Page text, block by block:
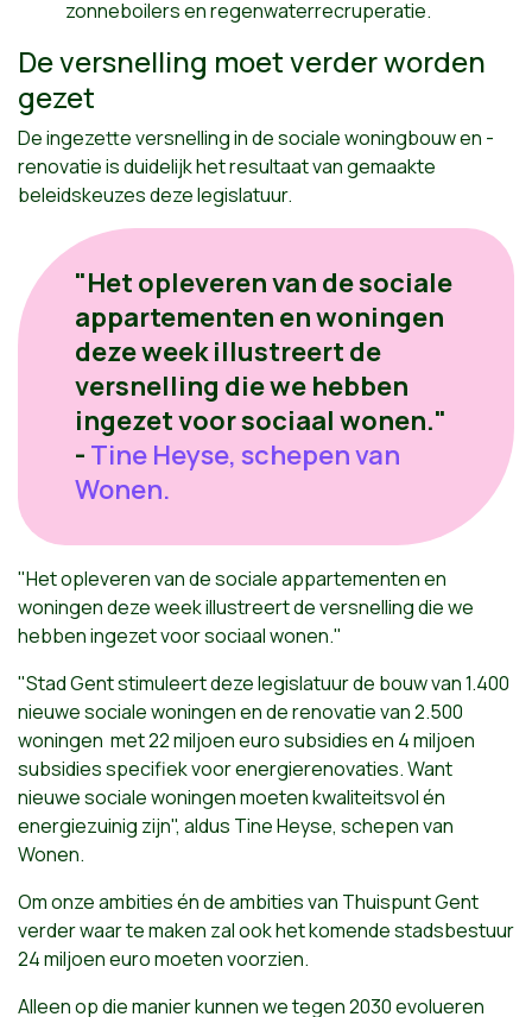
zonneboilers en regenwaterrecruperatie.
De versnelling moet verder worden
gezet
De ingezette versnelling in de sociale woningbouw en -
renovatie is duidelijk het resultaat van gemaakte
beleidskeuzes deze legislatuur.
"Het opleveren van de sociale
appartementen en woningen
deze week illustreert de
versnelling die we hebben
ingezet voor sociaal wonen."
- Tine Heyse, schepen van
Wonen.
"Het opleveren van de sociale appartementen en
woningen deze week illustreert de versnelling die we
hebben ingezet voor sociaal wonen."
"Stad Gent stimuleert deze legislatuur de bouw van 1.400
nieuwe sociale woningen en de renovatie van 2.500
woningen met 22 miljoen euro subsidies en 4 miljoen
subsidies specifiek voor energierenovaties. Want
nieuwe sociale woningen moeten kwaliteitsvol én
energiezuinig zijn", aldus Tine Heyse, schepen van
Wonen.
Om onze ambities én de ambities van Thuispunt Gent
verder waar te maken zal ook het komende stadsbestuur
24 miljoen euro moeten voorzien.
Alleen op die manier kunnen we tegen 2030 evolueren